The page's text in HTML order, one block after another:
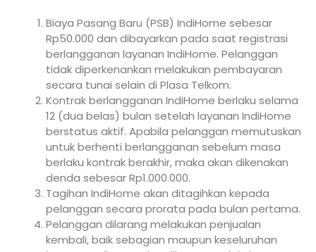
Biaya Pasang Baru (PSB) IndiHome sebesar
Rp50.000 dan dibayarkan pada saat registrasi
berlangganan layanan IndiHome. Pelanggan
tidak diperkenankan melakukan pembayaran
secara tunai selain di Plasa Telkom.
Kontrak berlangganan IndiHome berlaku selama
12 (dua belas) bulan setelah layanan IndiHome
berstatus aktif. Apabila pelanggan memutuskan
untuk berhenti berlangganan sebelum masa
berlaku kontrak berakhir, maka akan dikenakan
denda sebesar Rp1.000.000.
Tagihan IndiHome akan ditagihkan kepada
pelanggan secara prorata pada bulan pertama.
Pelanggan dilarang melakukan penjualan
kembali, baik sebagian maupun keseluruhan